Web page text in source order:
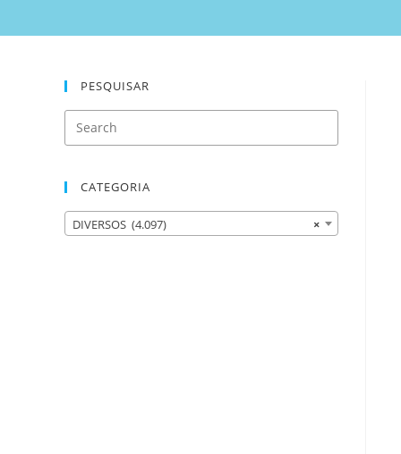
PESQUISAR
CATEGORIA
×
DIVERSOS (4.097)